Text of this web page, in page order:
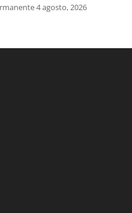
4 agosto, 2026